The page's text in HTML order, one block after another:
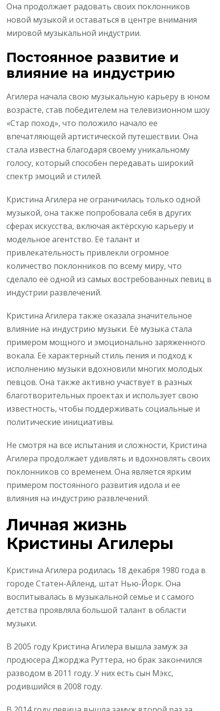
Она продолжает радовать своих поклонников
новой музыкой и оставаться в центре внимания
мировой музыкальной индустрии.
Постоянное развитие и
влияние на индустрию
Агилера начала свою музыкальную карьеру в юном
возрасте, став победителем на телевизионном шоу
«Стар поход», что положило начало ее
впечатляющей артистической путешествии. Она
стала известна благодаря своему уникальному
голосу, который способен передавать широкий
спектр эмоций и стилей.
Кристина Агилера не ограничилась только одной
музыкой, она также попробовала себя в других
сферах искусства, включая актёрскую карьеру и
модельное агентство. Её талант и
привлекательность привлекли огромное
количество поклонников по всему миру, что
сделало её одной из самых востребованных певиц в
индустрии развлечений.
Кристина Агилера также оказала значительное
влияние на индустрию музыки. Её музыка стала
примером мощного и эмоционально заряженного
вокала. Её характерный стиль пения и подход к
исполнению музыки вдохновили многих молодых
певцов. Она также активно участвует в разных
благотворительных проектах и использует свою
известность, чтобы поддерживать социальные и
политические инициативы.
Не смотря на все испытания и сложности, Кристина
Агилера продолжает удивлять и вдохновлять своих
поклонников со временем. Она является ярким
примером постоянного развития идола и ее
влияния на индустрию развлечений.
Личная жизнь
Кристины Агилеры
Кристина Агилера родилась 18 декабря 1980 года в
городе Статен-Айленд, штат Нью-Йорк. Она
воспитывалась в музыкальной семье и с самого
детства проявляла большой талант в области
музыки.
В 2005 году Кристина Агилера вышла замуж за
продюсера Джорджа Руттера, но брак закончился
разводом в 2011 году. У них есть сын Мэкс,
родившийся в 2008 году.